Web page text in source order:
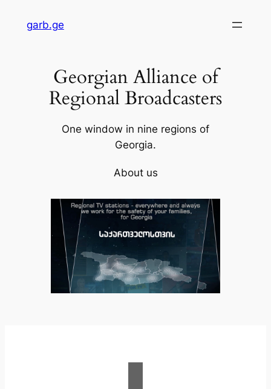
garb.ge
Georgian Alliance of
Regional Broadcasters
One window in nine regions of
Georgia.
About us